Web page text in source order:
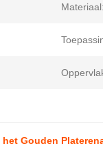
Materiaal:
Gouden